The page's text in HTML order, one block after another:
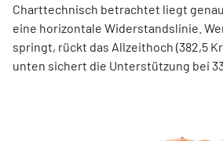
Charttechnisch betrachtet liegt
eine horizontale Widerstandslinie.
springt, rückt das Allzeithoch (382,5
unten sichert die Unterstützung bei